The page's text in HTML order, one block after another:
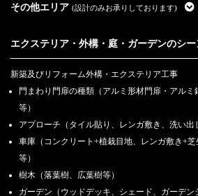
その他エリア (設計のみお承りしております)
エクステリア・外構・庭・ガーデンのシー
新築及びリフォーム外構・エクステリア工事
門まわり門扉の種類（アルミ形材門扉・アル
等）
アプローチ（タイル貼り、レンガ敷き、洗い出
車庫（コンクリート+植栽目地、レンガ敷き+
等）
樹木（落葉樹、広葉樹等）
ガーデン（ウッドデッキ、シェード、ガーデン